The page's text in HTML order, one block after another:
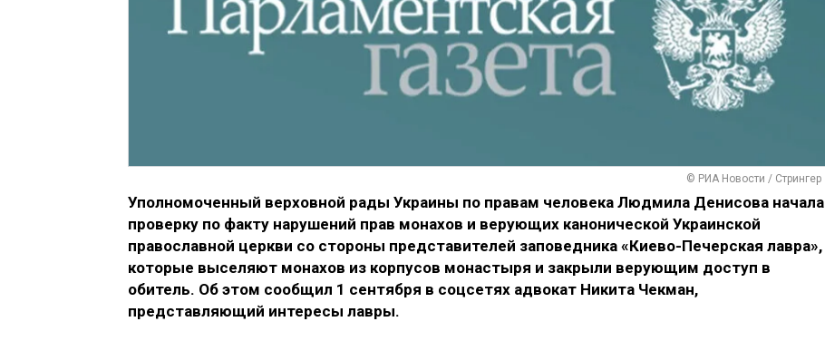
© РИА Новости / Стрингер
Уполномоченный верховной рады Украины по правам человека Людмила Денисова начала
проверку по факту нарушений прав монахов и верующих канонической Украинской
православной церкви со стороны представителей заповедника «Киево-Печерская лавра»,
которые выселяют монахов из корпусов монастыря и закрыли верующим доступ в
обитель. Об этом сообщил 1 сентября в соцсетях адвокат Никита Чекман,
представляющий интересы лавры.